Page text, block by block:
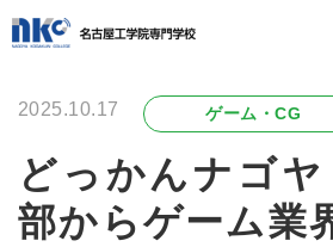
2025.10.17 ゲーム・CG
どっかんナゴ
部からゲーム業